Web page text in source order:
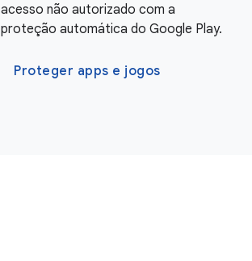
acesso não autorizado com a
proteção automática do Google Play.
Proteger apps e jogos